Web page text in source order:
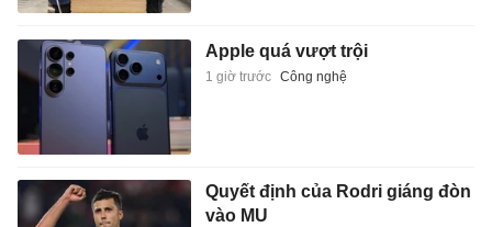
Apple quá vượt trội
1 giờ trước Công nghệ
Quyết định của Rodri giáng đòn
vào MU